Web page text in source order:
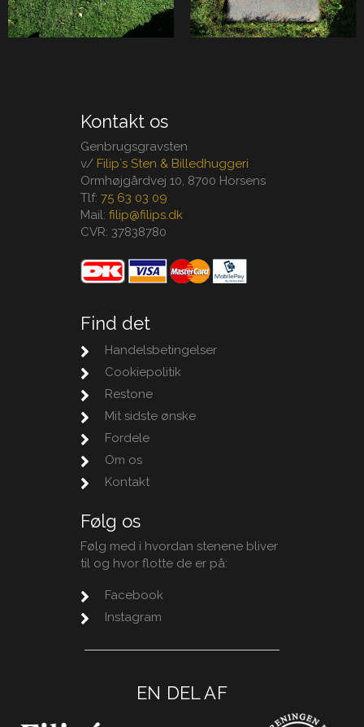
Kontakt os
Genbrugsgravsten
v/ Filip´s Sten & Billedhuggeri
Ormhøjgårdvej 10, 8700 Horsens
Tlf: 75 63 03 09
Mail: filip@filips.dk
CVR: 37838780
Find det
Handelsbetingelser
Cookiepolitik
Restone
Mit sidste ønske
Fordele
Om os
Kontakt
Følg os
Følg med i hvordan stenene bliver
til og hvor flotte de er på:
Facebook
Instagram
EN DEL AF